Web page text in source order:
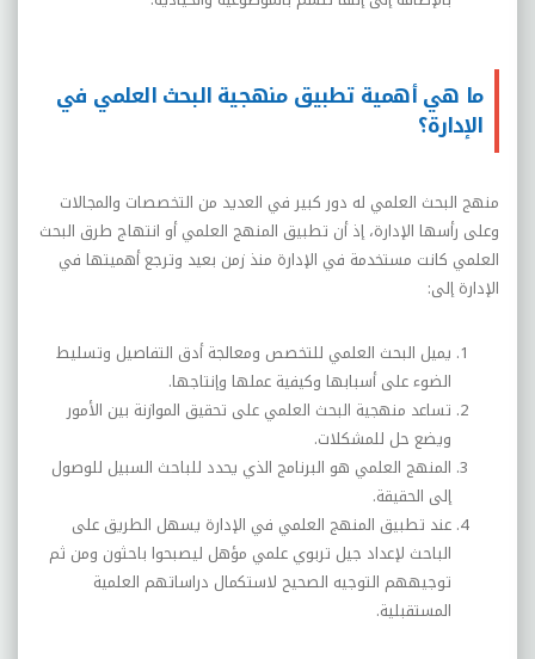
ما هي أهمية تطبيق منهجية البحث العلمي في
الإدارة؟
منهج البحث العلمي له دور كبير في العديد من التخصصات والمجالات
وعلى رأسها الإدارة، إذ أن تطبيق المنهج العلمي أو انتهاج طرق البحث
العلمي كانت مستخدمة في الإدارة منذ زمن بعيد وترجع أهميتها في
الإدارة إلى:
يميل البحث العلمي للتخصص ومعالجة أدق التفاصيل وتسليط
الضوء على أسبابها وكيفية عملها وإنتاجها.
تساعد منهجية البحث العلمي على تحقيق الموازنة بين الأمور
ويضع حل للمشكلات.
المنهج العلمي هو البرنامج الذي يحدد للباحث السبيل للوصول
إلى الحقيقة.
عند تطبيق المنهج العلمي في الإدارة يسهل الطريق على
الباحث لإعداد جيل تربوي علمي مؤهل ليصبحوا باحثون ومن ثم
توجيههم التوجيه الصحيح لاستكمال دراساتهم العلمية
المستقبلية.